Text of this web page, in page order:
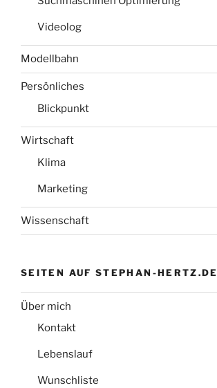
Videolog
Modellbahn
Persönliches
Blickpunkt
Wirtschaft
Klima
Marketing
Wissenschaft
SEITEN AUF STEPHAN-HERTZ.DE
Über mich
Kontakt
Lebenslauf
Wunschliste